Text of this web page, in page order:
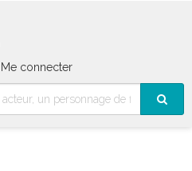
Me connecter